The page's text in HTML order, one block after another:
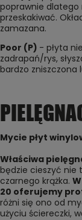
poprawnie dlatego
przeskakiwać.
zamazana.
Poor (P) - płyta
zadrapań/rys,
bardzo zniszczona
Mycie płyt
Właściwa
będzie cieszyć nie
czarnego krążka.
20 oferujemy
różni się ono od
użyciu ściereczki,